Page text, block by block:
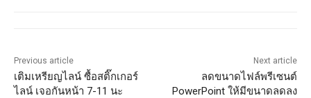
Previous article
เติมเหรียญไลน์ ซื้อสติ๊กเกอร์
ไลน์ เจอกันหน้า 7-11 นะ
Next article
ลดขนาดไฟล์พรีเซนต์
PowerPoint ให้มีขนาดลดลง